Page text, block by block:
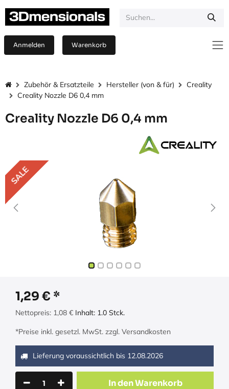
Anmelden Warenkorb
Zubehör & Ersatzteile Hersteller (von & für)
Creality
Creality Nozzle D6 0,4 mm
Creality Nozzle D6 0,4 mm
SALE
1,29 €
Nettopreis: 1,08 € Inhalt: 1.0 Stck.
*Preise inkl. gesetzl. MwSt. zzgl. Versandkosten
Lieferung voraussichtlich bis 12.08.2026
In den Warenkorb